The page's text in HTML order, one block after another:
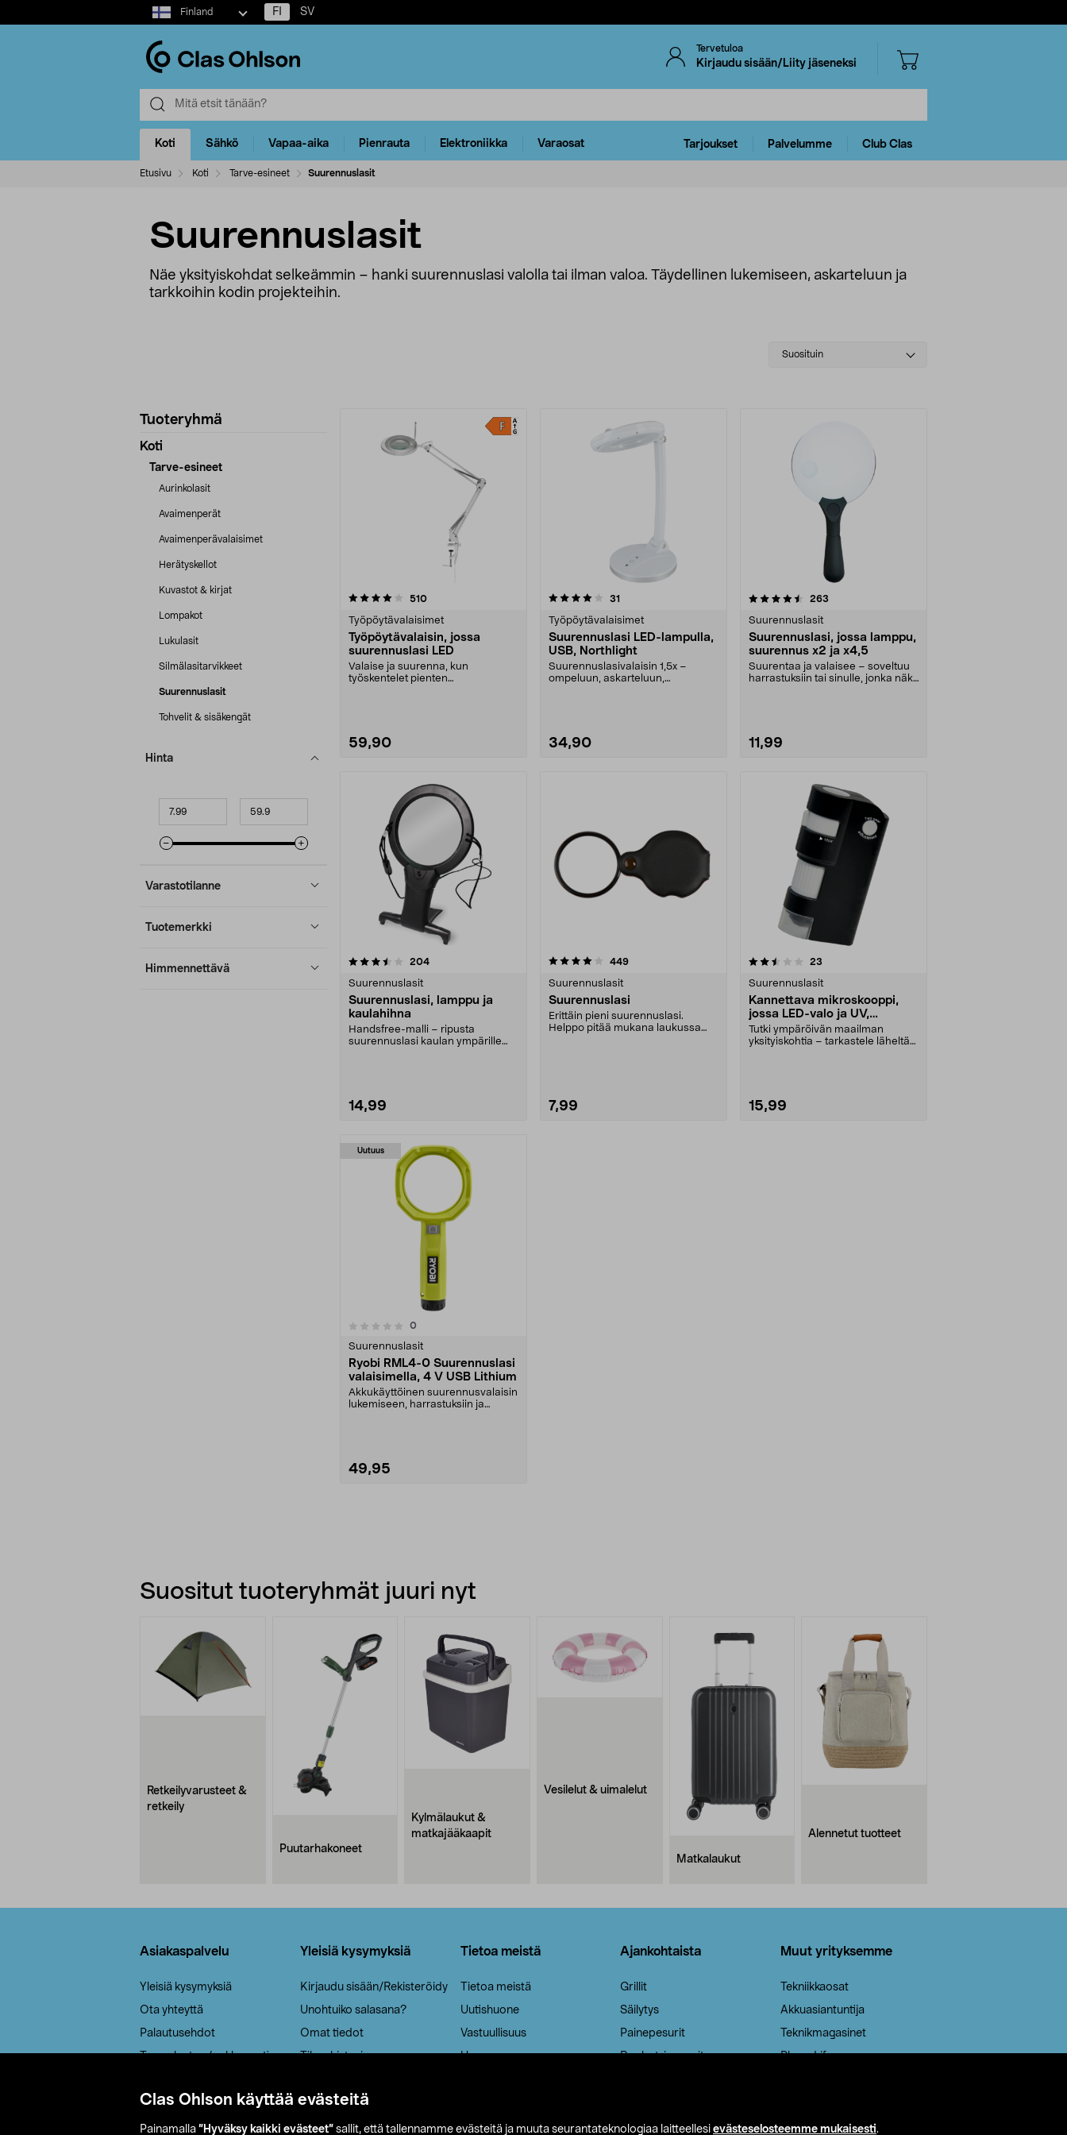
Clas Ohlson käyttää evästeitä
Painamalla ”Hyväksy kaikki evästeet” sallit, että tallennamme evästeitä ja muuta seurantateknologiaa laitteellesi evästeselosteemme mukaisesti.
Select
market
Finland FI SV
Tervetuloa
Kirjaudu sisään/Liity jäseneksi
Koti Sähkö Vapaa-aika Pienrauta Elektroniikka Varaosat Tarjoukset Palvelumme Club Clas
Etusivu Koti Tarve-esineet Suurennuslasit
Suurennuslasit
Näe yksityiskohdat selkeämmin – hanki suurennuslasi valolla tai ilman valoa. Täydellinen lukemiseen, askarteluun ja
tarkkoihin kodin projekteihin.
Select
Suosituin
Tarkenna
tuotetietoja
Tuoteryhmä
Koti
Tarve-esineet
Aurinkolasit
Avaimenperät
Avaimenperävalaisimet
Herätyskellot
Kuvastot & kirjat
Lompakot
Lukulasit
Silmälasitarvikkeet
Suurennuslasit
Tohvelit & sisäkengät
Hinta
Varastotilanne
Tuotemerkki
Himmennettävä
Tuotteet
4.0 viidestä
510arvostelut
Työpöytävalaisimet
Työpöytävalaisin, jossa
suurennuslasi LED
Valaise ja suurenna, kun
työskentelet pienten
59,90
4.0 viidestä
31
Työpöytävalaisimet
Suurennuslasi LED-lampulla,
USB, Northlight
Suurennuslasivalaisin 1,5x –
ompeluun, askarteluun,
34,90
4.5 viidestä
263
Suurennuslasit
Suurennuslasi, jossa lamppu,
suurennus x2 ja x4,5
Suurentaa ja valaisee – soveltuu
harrastuksiin tai sinulle, jonka näkö
11,99
204arvostelut
Suurennuslasit
Suurennuslasi, lamppu ja
kaulahihna
Handsfree-malli – ripusta
suurennuslasi kaulan ympärille
14,99
4.0 viidestä
449arvostelut
Suurennuslasit
Suurennuslasi
Erittäin pieni suurennuslasi.
Helppo pitää mukana laukussa
7,99
2.5 viidestä
23
Suurennuslasit
Kannettava mikroskooppi,
jossa LED-valo ja UV,
suurennus 80-150x
Tutki ympäröivän maailman
yksityiskohtia – tarkastele läheltä
15,99
Uutuus
0
Suurennuslasit
Ryobi RML4-0 Suurennuslasi
valaisimella, 4 V USB Lithium
Akkukäyttöinen suurennusvalaisin
lukemiseen, harrastuksiin ja
49,95
Suositut tuoteryhmät juuri nyt
Retkeilyvarusteet &
retkeily
Puutarhakoneet
Kylmälaukut &
matkajääkaapit
Vesilelut & uimalelut
Matkalaukut
Alennetut tuotteet
Asiakaspalvelu
Yleisiä kysymyksiä
Ota yhteyttä
Palautusehdot
Tee palautus / reklamaatio
Toimitustavat
Saavutettavuus
Yleisiä kysymyksiä
Kirjaudu sisään/Rekisteröidy
Unohtuiko salasana?
Omat tiedot
Tilaushistoria
Tietoa meistä
Tietoa meistä
Uutishuone
Vastuullisuus
Ura
Ajankohtaista
Grillit
Säilytys
Painepesurit
Ruohotrimmerit
Muut yrityksemme
Tekniikkaosat
Akkuasiantuntija
Teknikmagasinet
PhoneLife